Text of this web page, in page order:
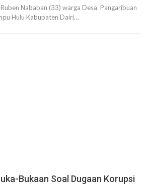
Nababan (33) warga Desa Pangaribuan
Hulu Kabupaten Dairi…
Bukaan Soal Dugaan Korupsi